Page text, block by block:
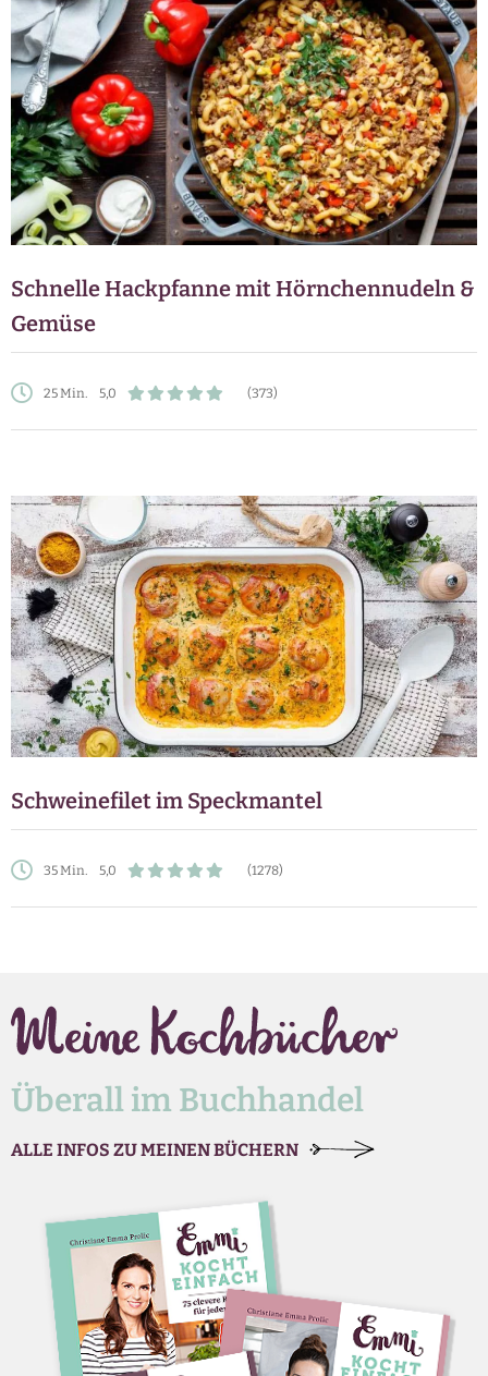
Schnelle Hackpfanne mit Hörnchennudeln &
Gemüse
25 Min. 5,0 (373)
Schweinefilet im Speckmantel
35 Min. 5,0 (1278)
Überall im Buchhandel
ALLE INFOS ZU MEINEN BÜCHERN